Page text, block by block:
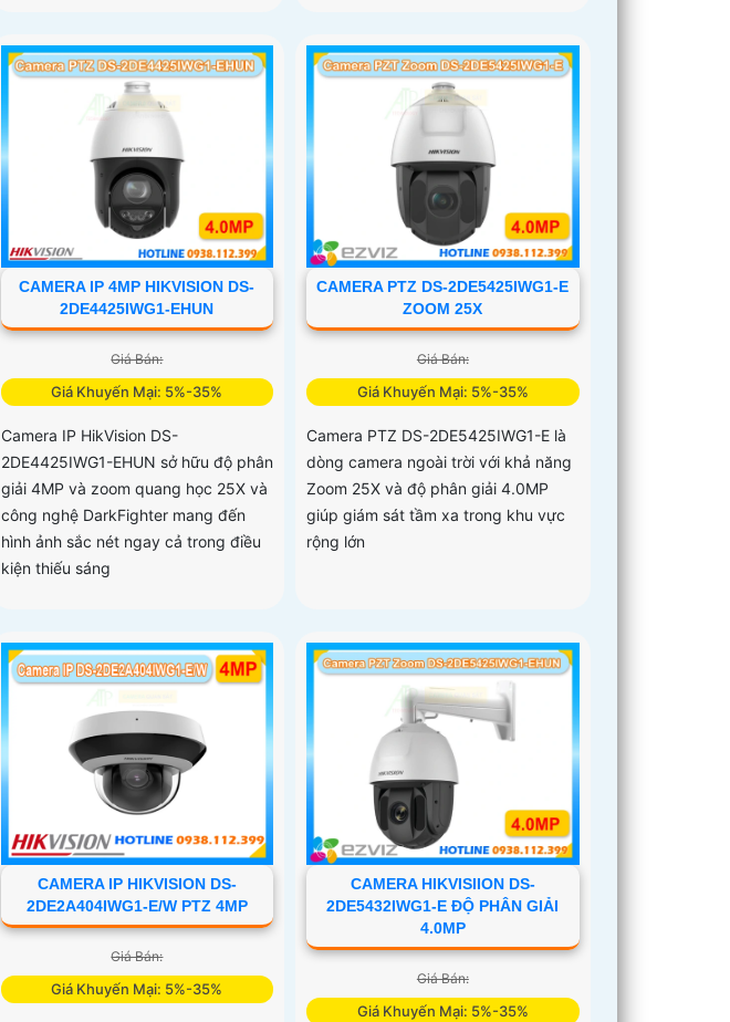
CAMERA IP 4MP HIKVISION DS-
2DE4425IWG1-EHUN
Giá Bán:
Giá Khuyến Mại: 5%-35%
Camera IP HikVision DS-
2DE4425IWG1-EHUN sở hữu độ phân
giải 4MP và zoom quang học 25X và
công nghệ DarkFighter mang đến
hình ảnh sắc nét ngay cả trong điều
kiện thiếu sáng
CAMERA PTZ DS-2DE5425IWG1-E
ZOOM 25X
Giá Bán:
Giá Khuyến Mại: 5%-35%
Camera PTZ DS-2DE5425IWG1-E là
dòng camera ngoài trời với khả năng
Zoom 25X và độ phân giải 4.0MP
giúp giám sát tầm xa trong khu vực
rộng lớn
CAMERA IP HIKVISION DS-
2DE2A404IWG1-E/W PTZ 4MP
Giá Bán:
Giá Khuyến Mại: 5%-35%
CAMERA HIKVISIION DS-
2DE5432IWG1-E ĐỘ PHÂN GIẢI
4.0MP
Giá Bán:
Giá Khuyến Mại: 5%-35%